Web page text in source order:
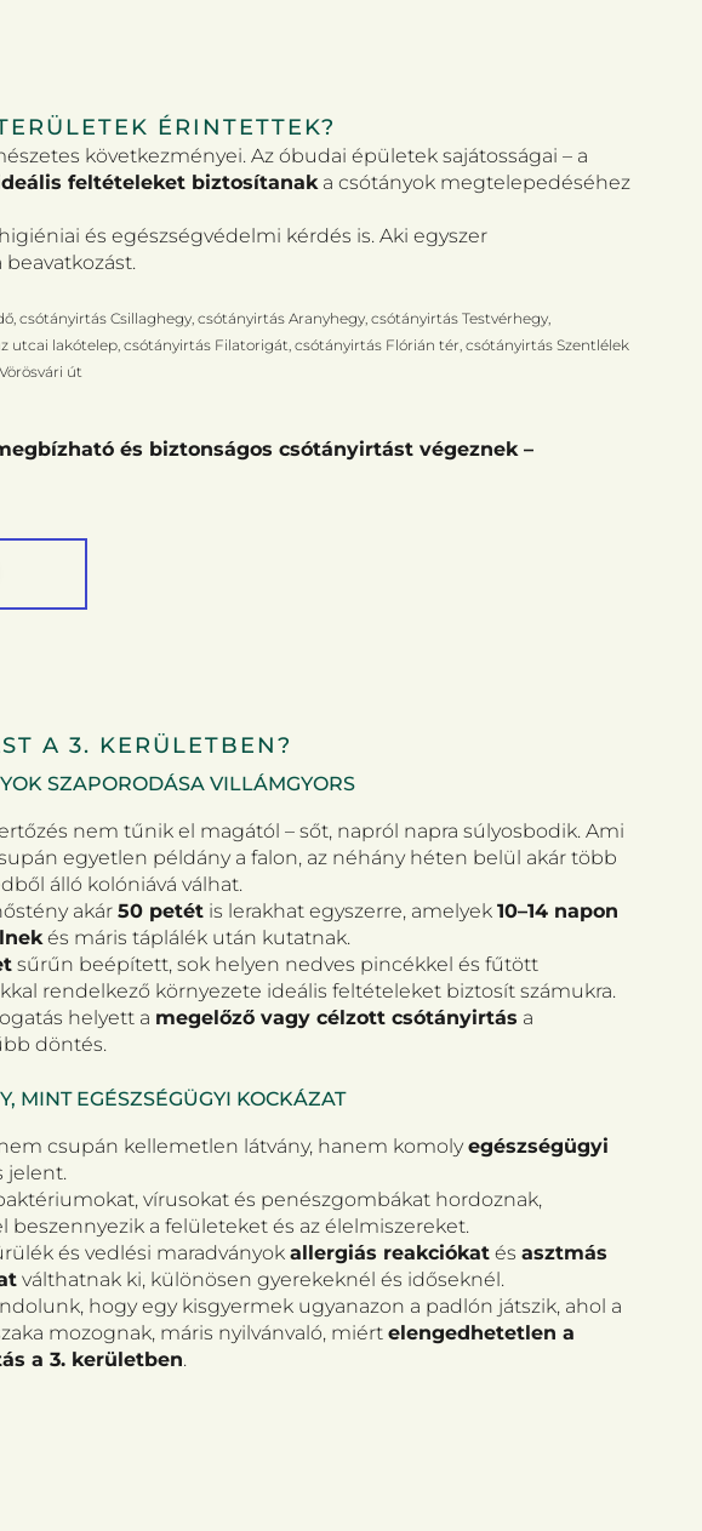
ÉRINTETTEK?
következményei. Az óbudai épületek sajátosságai – a
feltételeket biztosítanak a csótányok megtelepedéséhez
és egészségvédelmi kérdés is. Aki egyszer
Csillaghegy, csótányirtás Aranyhegy, csótányirtás Testvérhegy,
lakótelep, csótányirtás Filatorigát, csótányirtás Flórián tér, csótányirtás Szentlélek
út
és biztonságos csótányirtást végeznek –
A 3. KERÜLETBEN?
SZAPORODÁSA VILLÁMGYORS
nem tűnik el magától – sőt, napról napra súlyosbodik. Ami
egyetlen példány a falon, az néhány héten belül akár több
álló kolóniává válhat.
akár 50 petét is lerakhat egyszerre, amelyek 10–14 napon
és máris táplálék után kutatnak.
sűrűn beépített, sok helyen nedves pincékkel és fűtött
rendelkező környezete ideális feltételeket biztosít számukra.
helyett a megelőző vagy célzott csótányirtás a
döntés.
MINT EGÉSZSÉGÜGYI KOCKÁZAT
csupán kellemetlen látvány, hanem komolyegészségügyi
jelent.
vírusokat és penészgombákat hordoznak,
beszennyezik a felületeket és az élelmiszereket.
és vedlési maradványok allergiás reakciókat és asztmás
válthatnak ki, különösen gyerekeknél és időseknél.
hogy egy kisgyermek ugyanazon a padlón játszik, ahol a
mozognak, máris nyilvánvaló, miért elengedhetetlen a
a 3. kerületben.